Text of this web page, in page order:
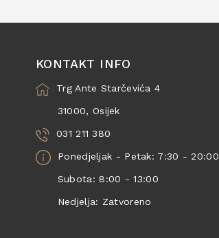
KONTAKT INFO
Trg Ante Starčevića 4
31000, Osijek
031 211 380
Ponedjeljak - Petak: 7:30 - 20:00
Subota: 8:00 - 13:00
Nedjelja: Zatvoreno